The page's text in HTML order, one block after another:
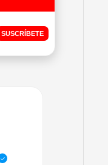
SUSCRÍBETE
✓